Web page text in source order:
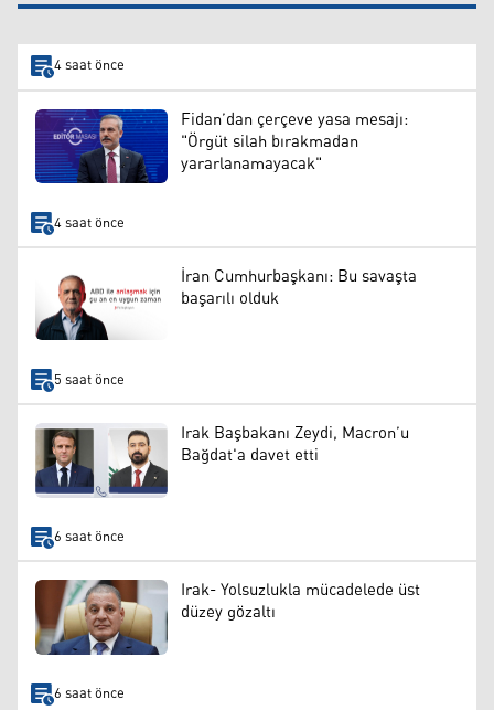
4 saat önce
Fidan’dan çerçeve yasa mesajı:
"Örgüt silah bırakmadan
yararlanamayacak"
4 saat önce
İran Cumhurbaşkanı: Bu savaşta
başarılı olduk
5 saat önce
Irak Başbakanı Zeydi, Macron’u
Bağdat'a davet etti
6 saat önce
Irak- Yolsuzlukla mücadelede üst
düzey gözaltı
6 saat önce